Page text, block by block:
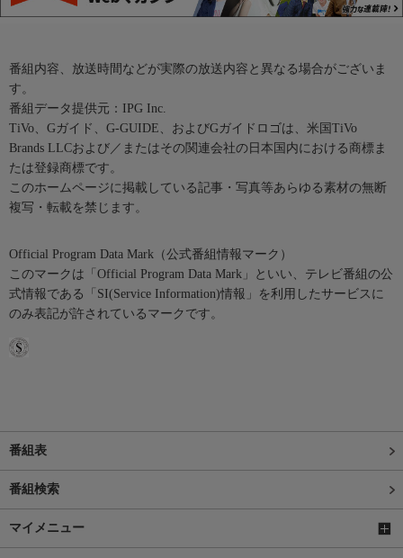
番組内容、放送時間などが実際の放送内容と異なる場合がございま
す。
番組データ提供元：IPG Inc.
TiVo、Gガイド、G-GUIDE、およびGガイドロゴは、米国TiVo
Brands LLCおよび／またはその関連会社の日本国内における商標ま
たは登録商標です。
このホームページに掲載している記事・写真等あらゆる素材の無断
複写・転載を禁じます。
Official Program Data Mark（公式番組情報マーク）
このマークは「Official Program Data Mark」といい、テレビ番組の公
式情報である「SI(Service Information)情報」を利用したサービスに
のみ表記が許されているマークです。
番組表
番組検索
マイメニュー